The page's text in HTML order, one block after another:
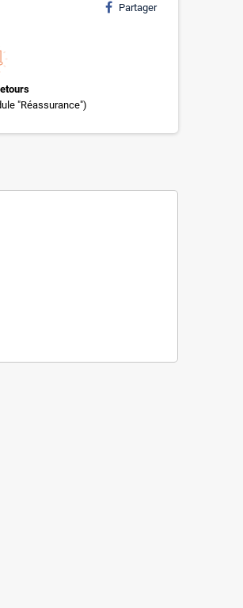
Partager
"Réassurance")